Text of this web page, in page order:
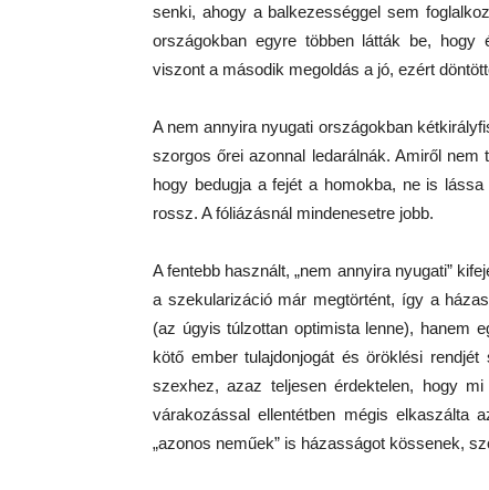
senki, ahogy a balkezességgel sem
országokban egyre többen látták be, hogy
viszont a második megoldás a jó, ezért
A nem annyira nyugati országokban
szorgos őrei azonnal ledarálnák. Amiről
hogy bedugja a fejét a homokba, ne is
rossz. A fóliázásnál mindenesetre jobb.
A fentebb használt, „nem annyira nyugati”
a szekularizáció már megtörtént, így a
(az úgyis túlzottan optimista lenne), hanem
kötő ember tulajdonjogát és öröklési
szexhez, azaz teljesen érdektelen, hogy
várakozással ellentétben mégis elkaszálta
„azonos neműek” is házasságot kössenek,